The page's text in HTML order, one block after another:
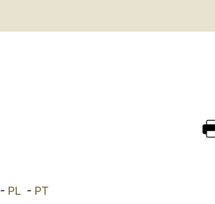
PL- PT